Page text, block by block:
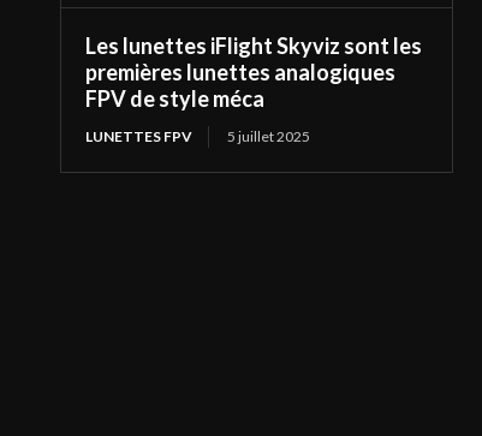
Les lunettes iFlight Skyviz sont les
premières lunettes analogiques
FPV de style méca
LUNETTES FPV 5 juillet 2025